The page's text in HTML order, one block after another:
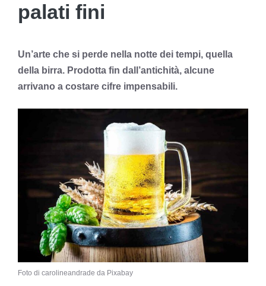
palati fini
Un’arte che si perde nella notte dei tempi, quella
della birra. Prodotta fin dall’antichità, alcune
arrivano a costare cifre impensabili.
Foto di carolineandrade da Pixabay